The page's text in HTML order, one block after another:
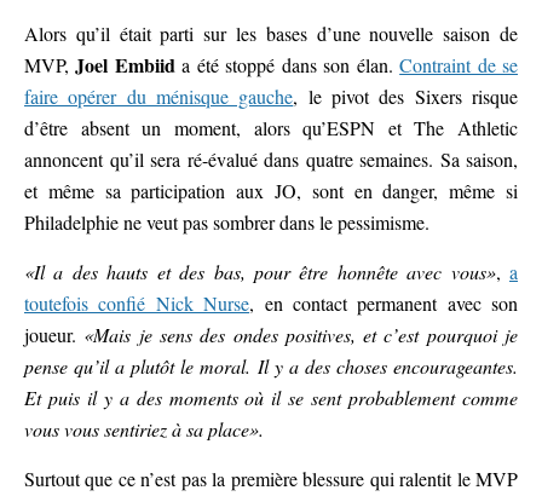
Alors qu’il était parti sur les bases d’une nouvelle saison de
MVP,Joel Embiida été stoppé dans son élan.Contraint de se
faire opérer du ménisque gauche, le pivot des Sixers risque
d’être absent un moment, alors qu’ESPN et The Athletic
annoncent qu’il sera ré-évalué dans quatre semaines. Sa saison,
et même sa participation aux JO, sont en danger, même si
Philadelphie ne veut pas sombrer dans le pessimisme.
«Il a des hauts et des bas, pour être honnête avec vous»,a
toutefois confié Nick Nurse, en contact permanent avec son
joueur. «Mais je sens des ondes positives, et c’est pourquoi je
pense qu’il a plutôt le moral. Il y a des choses encourageantes.
Et puis il y a des moments où il se sent probablement comme
vous vous sentiriez à sa place».
Surtout que ce n’est pas la première blessure qui ralentit le MVP